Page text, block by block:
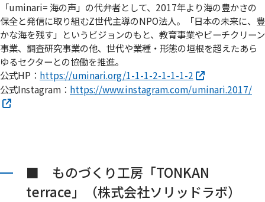
「uminari= 海の声」の代弁者として、2017年より海の豊かさの
保全と発信に取り組むZ世代主導のNPO法人。「日本の未来に、豊
かな海を残す」というビジョンのもと、教育事業やビーチクリーン
事業、調査研究事業の他、世代や業種・形態の垣根を超えたあら
ゆるセクターとの協働を推進。
公式HP： https://uminari.org/1-1-1-2-1-1-1-2
公式Instagram： https://www.instagram.com/uminari.2017/
■ ものづくり工房「TONKAN
terrace」（株式会社ソリッドラボ）